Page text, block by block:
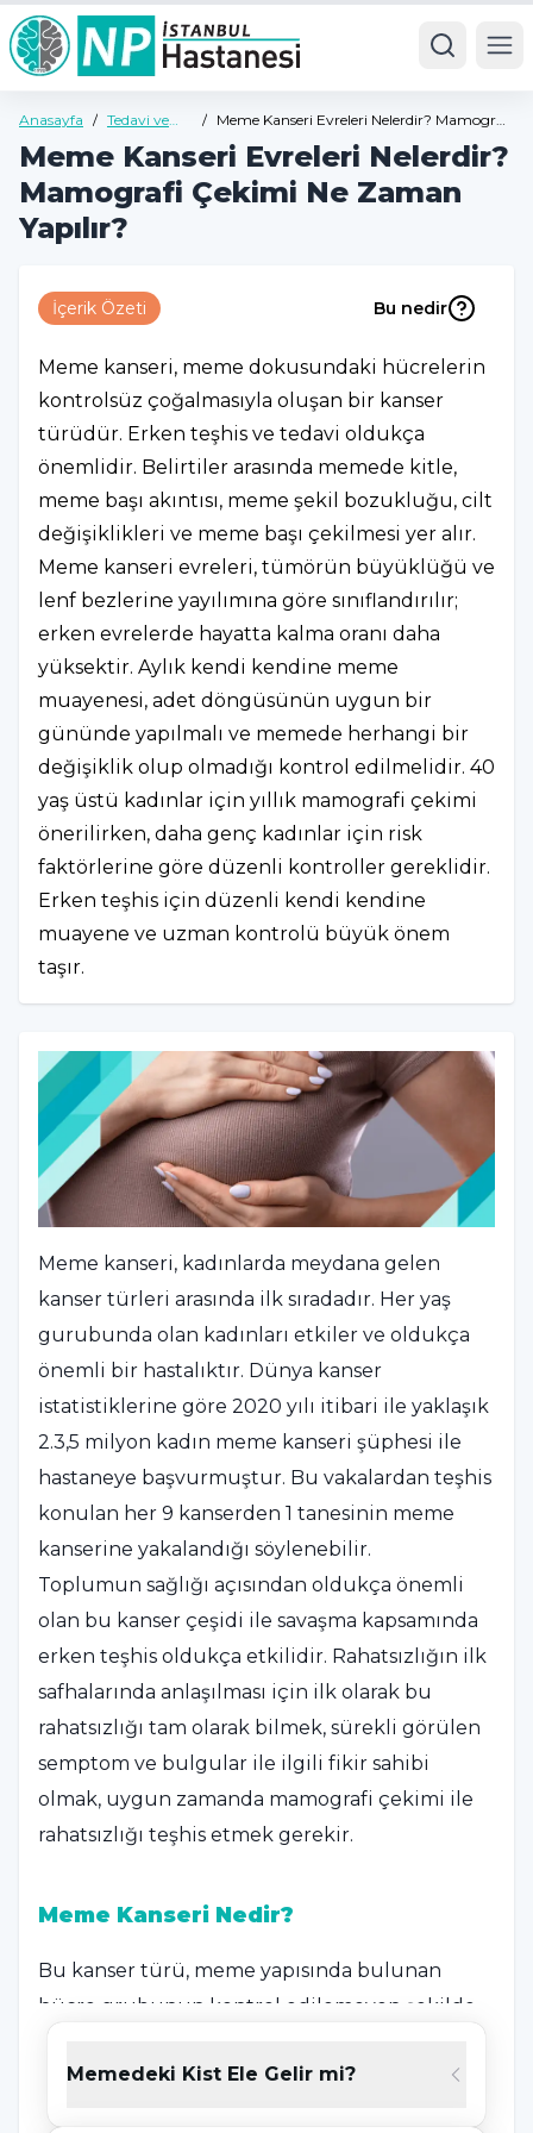
Anasayfa / Tedavi ve
/ Meme Kanseri Evreleri Nelerdir? Mamografi
Meme Kanseri Evreleri Nelerdir?
Mamografi Çekimi Ne Zaman
Yapılır?
İçerik Özeti Bu nedir
Meme kanseri, meme dokusundaki hücrelerin
kontrolsüz çoğalmasıyla oluşan bir kanser
türüdür. Erken teşhis ve tedavi oldukça
önemlidir. Belirtiler arasında memede kitle,
meme başı akıntısı, meme şekil bozukluğu, cilt
değişiklikleri ve meme başı çekilmesi yer alır.
Meme kanseri evreleri, tümörün büyüklüğü ve
lenf bezlerine yayılımına göre sınıflandırılır;
erken evrelerde hayatta kalma oranı daha
yüksektir. Aylık kendi kendine meme
muayenesi, adet döngüsünün uygun bir
gününde yapılmalı ve memede herhangi bir
değişiklik olup olmadığı kontrol edilmelidir. 40
yaş üstü kadınlar için yıllık mamografi çekimi
önerilirken, daha genç kadınlar için risk
faktörlerine göre düzenli kontroller gereklidir.
Erken teşhis için düzenli kendi kendine
muayene ve uzman kontrolü büyük önem
taşır.
Meme kanseri, kadınlarda meydana gelen
kanser türleri arasında ilk sıradadır. Her yaş
gurubunda olan kadınları etkiler ve oldukça
önemli bir hastalıktır. Dünya kanser
istatistiklerine göre 2020 yılı itibari ile yaklaşık
2.3,5 milyon kadın meme kanseri şüphesi ile
hastaneye başvurmuştur. Bu vakalardan teşhis
konulan her 9 kanserden 1 tanesinin meme
kanserine yakalandığı söylenebilir.
Toplumun sağlığı açısından oldukça önemli
olan bu kanser çeşidi ile savaşma kapsamında
erken teşhis oldukça etkilidir. Rahatsızlığın ilk
safhalarında anlaşılması için ilk olarak bu
rahatsızlığı tam olarak bilmek, sürekli görülen
semptom ve bulgular ile ilgili fikir sahibi
olmak, uygun zamanda mamografi çekimi ile
rahatsızlığı teşhis etmek gerekir.
Meme Kanseri Nedir?
Bu kanser türü, meme yapısında bulunan
hücre grubunun kontrol edilemeyen şekilde
hücre dokularının meydana gelmesi olarak
açıklanabilir. Göğüs kanallarında ya süt
Memedeki Kist Ele Gelir mi?